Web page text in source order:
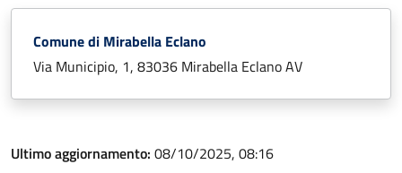
Comune di Mirabella Eclano
Via Municipio, 1, 83036 Mirabella Eclano AV
Ultimo aggiornamento: 08/10/2025, 08:16